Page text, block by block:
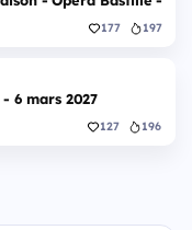
177 197
6 mars 2027
127 196